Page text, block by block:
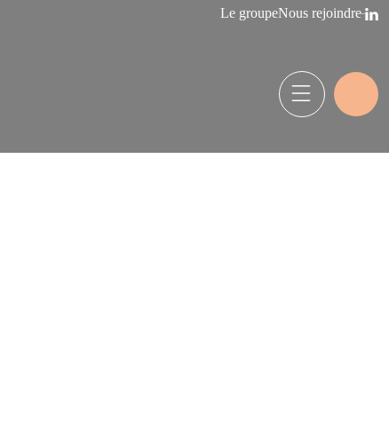
Le groupeNous rejoindre